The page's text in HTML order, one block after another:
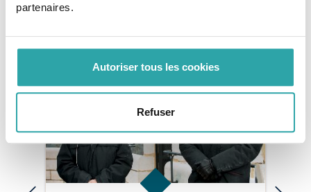
partenaires.
Autoriser tous les cookies
Refuser
Pour aller plus loin